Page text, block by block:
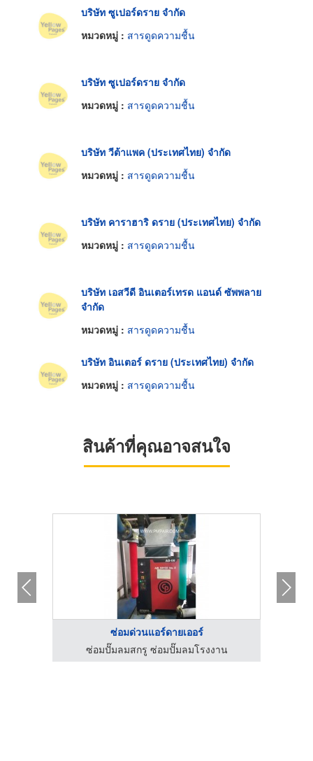
บริษัท ซูเปอร์ดราย จำกัด
หมวดหมู่ : สารดูดความชื้น
บริษัท ซูเปอร์ดราย จำกัด
หมวดหมู่ : สารดูดความชื้น
บริษัท วีต้าแพค (ประเทศไทย) จำกัด
หมวดหมู่ : สารดูดความชื้น
บริษัท คาราฮาริ ดราย (ประเทศไทย) จำกัด
หมวดหมู่ : สารดูดความชื้น
บริษัท เอสวีดี อินเตอร์เทรด แอนด์ ซัพพลาย
จำกัด
หมวดหมู่ : สารดูดความชื้น
บริษัท อินเตอร์ ดราย (ประเทศไทย) จำกัด
หมวดหมู่ : สารดูดความชื้น
สินค้าที่คุณอาจสนใจ
ซ่อมด่วนแอร์ดายเออร์
ซ่อมปั๊มลมสกรู ซ่อมปั๊มลมโรงงาน